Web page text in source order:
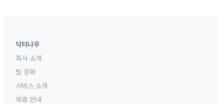
닥터나우
회사 소개
팀 문화
서비스 소개
제휴 안내